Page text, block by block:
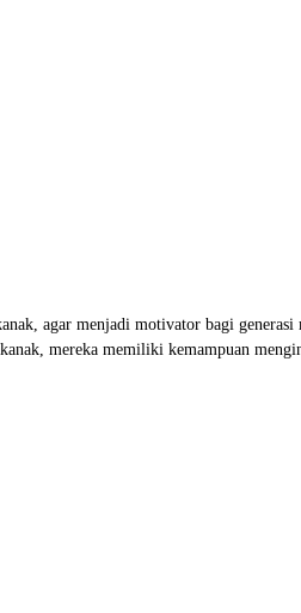
agar menjadi motivator bagi
mereka memiliki kemampuan